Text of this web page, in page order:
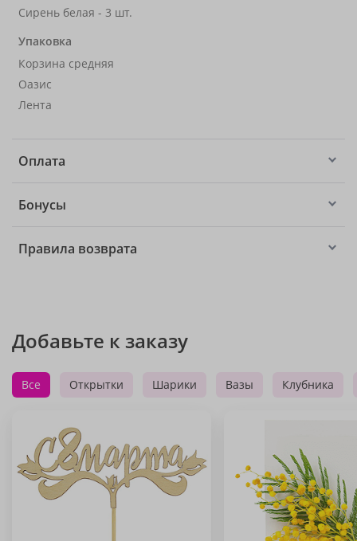
Сирень белая - 3 шт.
Упаковка
Корзина средняя
Оазис
Лента
Оплата
Бонусы
Правила возврата
Добавьте к заказу
Все Открытки Шарики Вазы Клубника